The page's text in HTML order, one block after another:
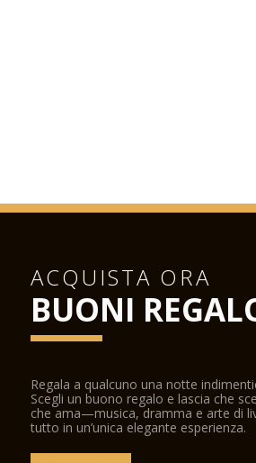
ACQUISTA ORA
BUONI
Regala a qualcuno una notte
Scegli un buono regalo e lascia che
che ama—musica, dramma e arte di
tutto in un’unica elegante esperienza.